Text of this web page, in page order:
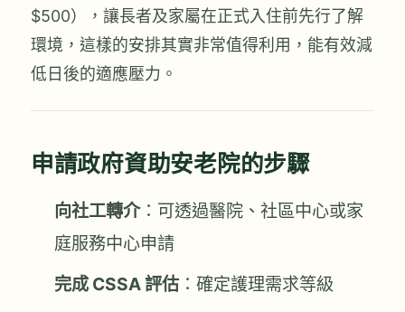
$500），讓長者及家屬在正式入住前先行了解
環境，這樣的安排其實非常值得利用，能有效減
低日後的適應壓力。
申請政府資助安老院的步驟
向社工轉介：可透過醫院、社區中心或家
庭服務中心申請
完成 CSSA 評估：確定護理需求等級